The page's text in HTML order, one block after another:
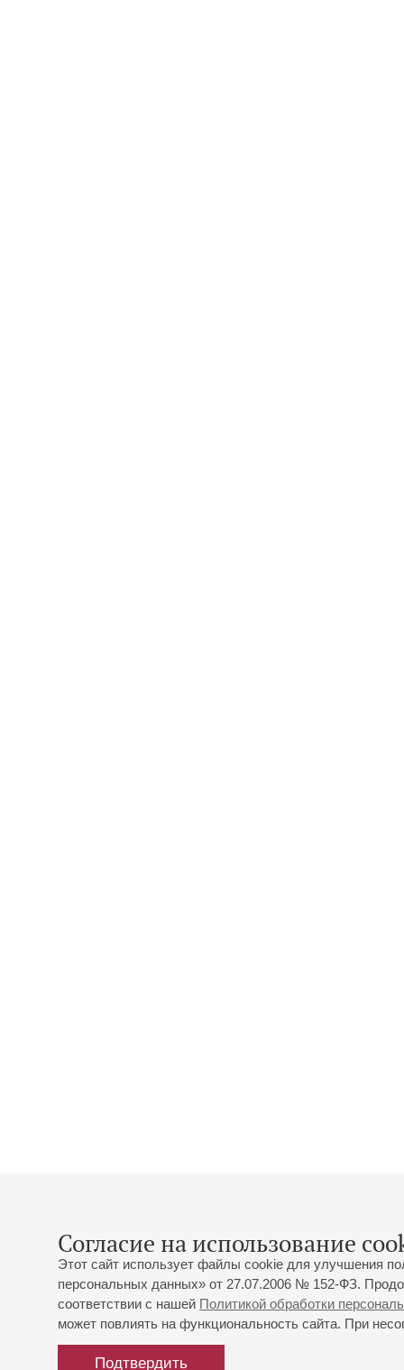
Согласие на использование
Этот сайт использует файлы cookie для улучшения
персональных данных» от 27.07.2006 № 152-ФЗ.
соответствии с нашей Политикой обработки
может повлиять на функциональность сайта. При
Подтвердить